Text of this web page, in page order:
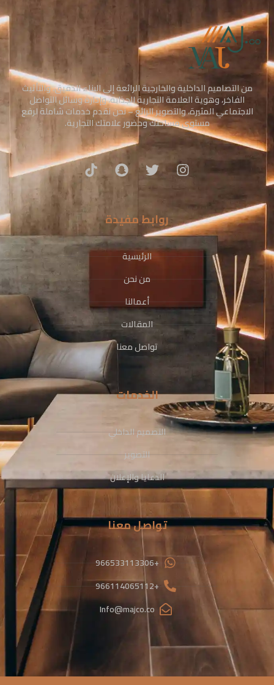
من التصاميم الداخلية والخارجية الرائعة إلى البناء الدقيق، والتأثيث
الفاخر، وهوية العلامة التجارية الجذابة، وإدارة وسائل التواصل
الاجتماعي المثيرة، والتصوير الرائع – نحن نقدم خدمات شاملة لرفع
مستوى مساحتك وحضور علامتك التجارية.
روابط مفيدة
الرئيسية
من نحن
أعمالنا
المقالات
تواصل معنا
الخدمات
التصميم الداخلي
التصوير
الدعايا والإعلان
تواصل معنا
+966533113306
+966114065112
Info@majco.co